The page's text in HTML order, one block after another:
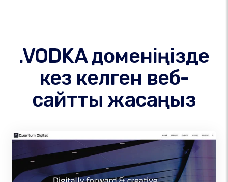
.VODKA доменіңізде
кез келген веб-
сайтты жасаңыз